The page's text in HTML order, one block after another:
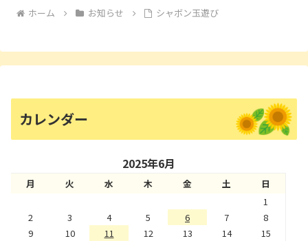
ホーム お知らせ シャボン玉遊び
カレンダー
2025年6月
月 火 水 木 金 土
日
1
2
3 4 5 6 7
8
9
10 11 12 13 14
15